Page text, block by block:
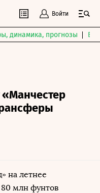
Войти
динамика, прогнозы
на летнее
млн фунтов